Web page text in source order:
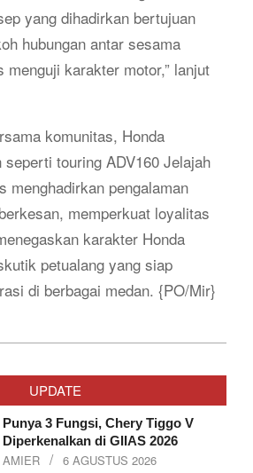
yang dihadirkan bertujuan
hubungan antar sesama
menguji karakter motor,” lanjut
komunitas, Honda
seperti touring ADV160 Jelajah
menghadirkan pengalaman
memperkuat loyalitas
karakter Honda
petualang yang siap
di berbagai medan. {PO/Mir}
UPDATE
Punya 3 Fungsi, Chery Tiggo V
Diperkenalkan di GIIAS 2026
AMIER 6 AGUSTUS 2026